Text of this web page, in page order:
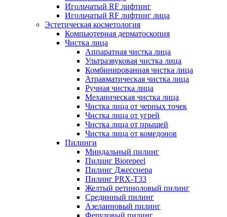
Игольчатый RF лифтинг
Игольчатый RF лифтинг лица
Эстетическая косметология
Компьютерная дерматоскопия
Чистка лица
Аппаратная чистка лица
Ультразвуковая чистка лица
Комбинированная чистка лица
Атравматическая чистка лица
Ручная чистка лица
Механическая чистка лица
Чистка лица от черных точек
Чистка лица от угрей
Чистка лица от прыщей
Чистка лица от комедонов
Пилинги
Миндальный пилинг
Пилинг Biorepeel
Пилинг Джесснера
Пилинг PRX-T33
Желтый ретиноловый пилинг
Срединный пилинг
Азелаиновый пилинг
Феруловый пилинг